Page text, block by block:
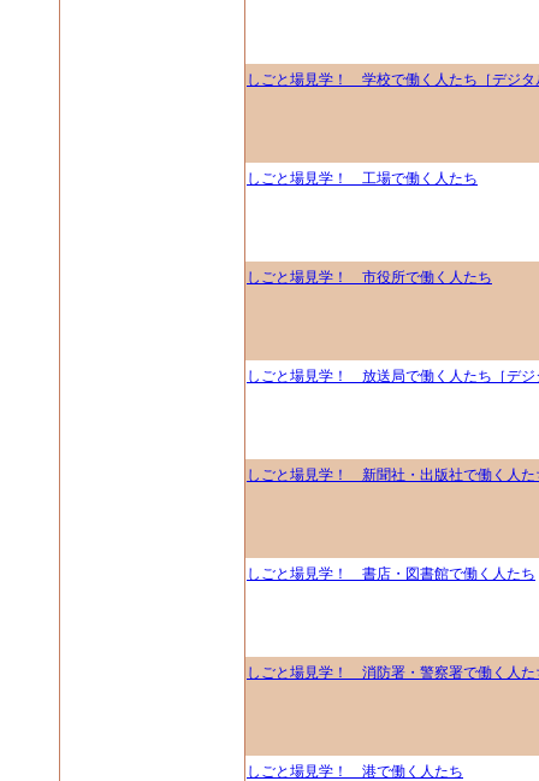
しごと場見学！ 学校で働く人たち［デジタ
しごと場見学！ 工場で働く人たち
しごと場見学！ 市役所で働く人たち
しごと場見学！ 放送局で働く人たち［デジ
しごと場見学！ 新聞社・出版社で働く人た
しごと場見学！ 書店・図書館で働く人たち
しごと場見学！ 消防署・警察署で働く人た
しごと場見学！ 港で働く人たち